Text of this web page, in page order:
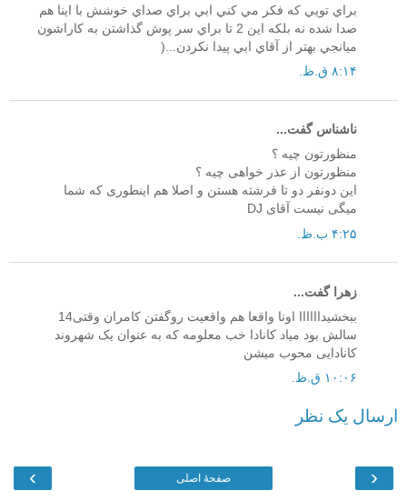
براي تويي كه فكر مي كني ابي براي صداي خوشش با اينا هم
صدا شده نه بلكه اين 2 تا براي سر پوش گذاشتن به كاراشون
ميانجي بهتر از آقاي ابي پيدا نكردن...(
۸:۱۴ ق.ظ.
ناشناس گفت...
منظورتون چیه ؟
منظورتون از عذر خواهی چیه ؟
این دونفر دو تا فرشته هستن و اصلا هم اینطوری که شما
میگی نیست آقای DJ
۴:۲۵ ب.ظ.
زهرا گفت...
ببخشیداااااا اونا واقعا هم واقعیت روگفتن کامران وقتی14
سالش بود میاد کانادا خب معلومه که به عنوان یک شهروند
کانادایی محوب میشن
۱۰:۰۶ ق.ظ.
ارسال یک نظر
‹
› صفحهٔ اصلی